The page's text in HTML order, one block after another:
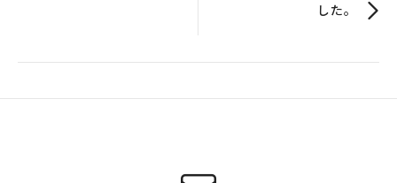
した。